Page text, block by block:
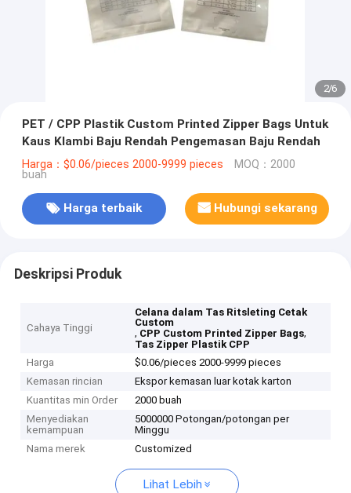
2/6
PET / CPP Plastik Custom Printed Zipper Bags Untuk
Kaus Klambi Baju Rendah Pengemasan Baju Rendah
Harga：$0.06/pieces 2000-9999 pieces MOQ：2000
buah
Harga terbaik Hubungi sekarang
Deskripsi Produk
Cahaya Tinggi
Celana dalam Tas Ritsleting Cetak
Custom
, CPP Custom Printed Zipper Bags,
Tas Zipper Plastik CPP
Harga
$0.06/pieces 2000-9999 pieces
Kemasan rincian
Ekspor kemasan luar kotak karton
Kuantitas min Order
2000 buah
Menyediakan
kemampuan
5000000 Potongan/potongan per
Minggu
Nama merek
Customized
Lihat Lebih